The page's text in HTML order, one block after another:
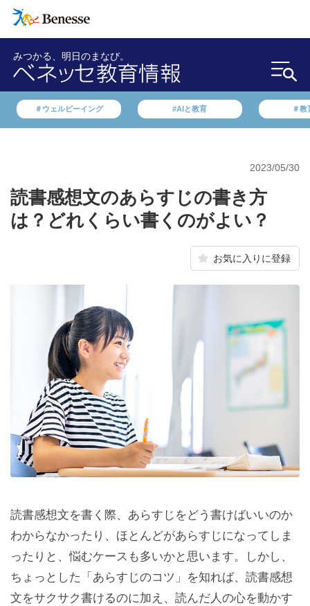
みつかる、明日のまなび。
＃ウェルビーイング #AIと教育 ＃教
2023/05/30
読書感想文のあらすじの書き方
は？どれくらい書くのがよい？
お気に入りに登録
読書感想文を書く際、あらすじをどう書けばいいのか
わからなかったり、ほとんどがあらすじになってしま
ったりと、悩むケースも多いかと思います。しかし、
ちょっとした「あらすじのコツ」を知れば、読書感想
文をサクサク書けるのに加え、読んだ人の心を動かす